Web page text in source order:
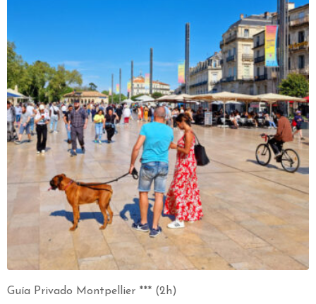
Guía Privado Montpellier *** (2h)